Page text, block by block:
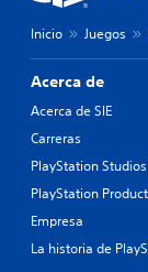
Inicio Juegos
Acerca de
Acerca de SIE
Carreras
PlayStation Studios
PlayStation
Empresa
La historia de